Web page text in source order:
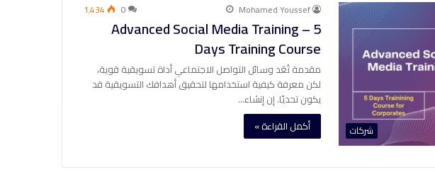
شركات
Mohamed Youssef
0 1٬434
Advanced Social Media Training – 5
Days Training Course
مقدمة تُعَد وسائل التواصل الاجتماعي أداة تسويقية قوية،
لكن معرفة كيفية استخدامها لتحقيق أهدافك التسويقية قد
يكون تحديًا. إن إنشاء…
أكمل القراءة »